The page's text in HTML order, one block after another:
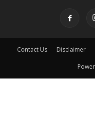
Contact Us Disclaimer